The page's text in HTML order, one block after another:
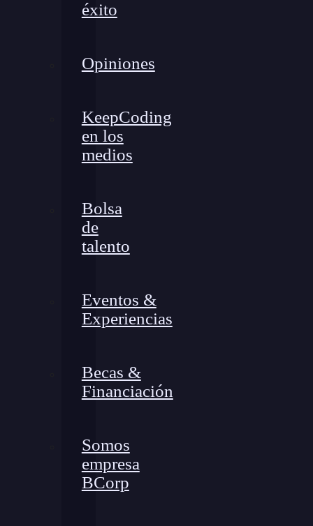
éxito
Opiniones
KeepCoding
en los
medios
Bolsa
de
talento
Eventos &
Experiencias
Becas &
Financiación
Somos
empresa
BCorp